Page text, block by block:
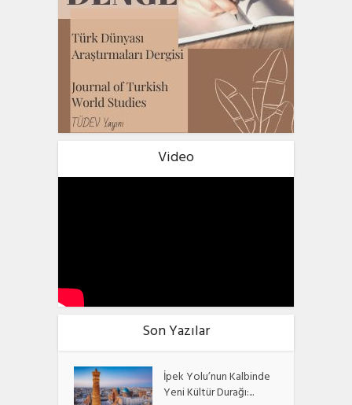
Video
Son Yazılar
İpek Yolu’nun Kalbinde
Yeni Kültür Durağı:...